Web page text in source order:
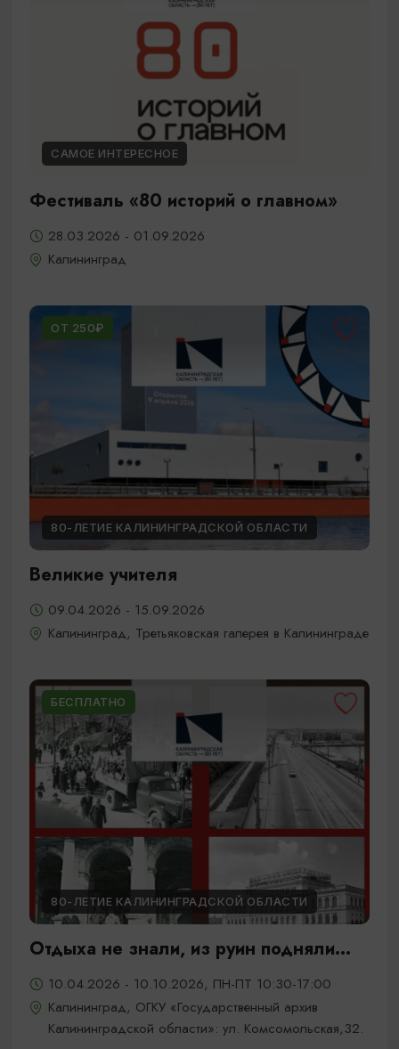
САМОЕ ИНТЕРЕСНОЕ
Фестиваль «80 историй о главном»
28.03.2026 - 01.09.2026
Калининград
ОТ 250₽
80-ЛЕТИЕ КАЛИНИНГРАДСКОЙ ОБЛАСТИ
Великие учителя
09.04.2026 - 15.09.2026
Калининград, Третьяковская галерея в Калининграде
БЕСПЛАТНО
80-ЛЕТИЕ КАЛИНИНГРАДСКОЙ ОБЛАСТИ
Отдыха не знали, из руин подняли...
10.04.2026 - 10.10.2026, ПН-ПТ 10:30-17:00
Калининград, ОГКУ «Государственный архив
Калининградской области»: ул. Комсомольская,32.